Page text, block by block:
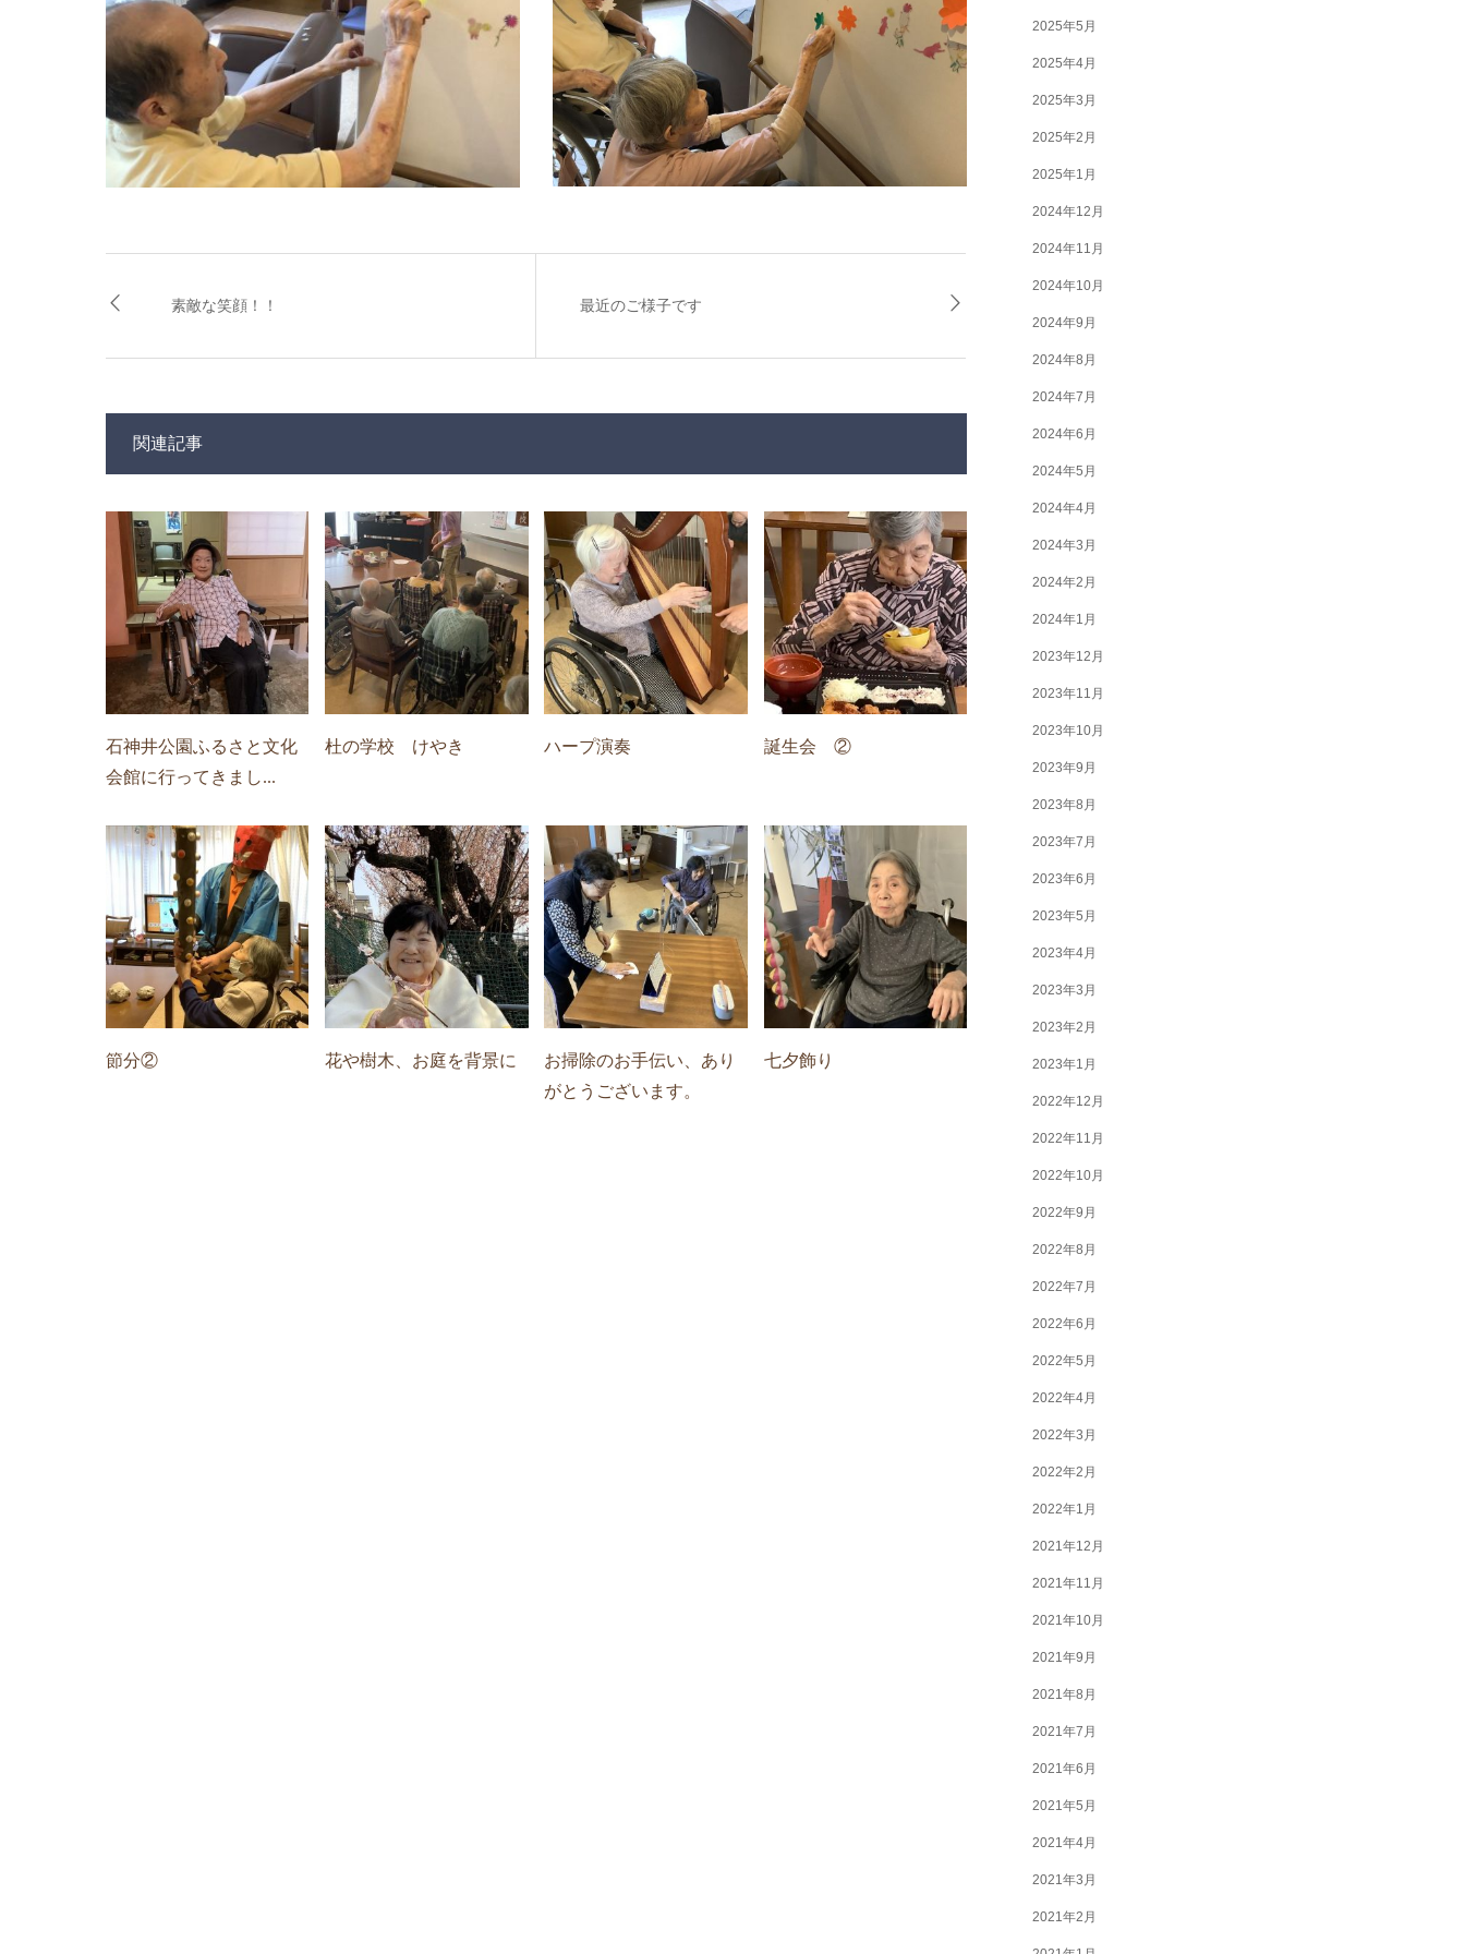
素敵な笑顔！！ 最近のご様子です
関連記事
石神井公園ふるさと文化
会館に行ってきまし...
杜の学校 けやき ハープ演奏 誕生会 ②
節分② 花や樹木、お庭を背景に
お掃除のお手伝い、あり
がとうございます。
七夕飾り
2025年5月
2025年4月
2025年3月
2025年2月
2025年1月
2024年12月
2024年11月
2024年10月
2024年9月
2024年8月
2024年7月
2024年6月
2024年5月
2024年4月
2024年3月
2024年2月
2024年1月
2023年12月
2023年11月
2023年10月
2023年9月
2023年8月
2023年7月
2023年6月
2023年5月
2023年4月
2023年3月
2023年2月
2023年1月
2022年12月
2022年11月
2022年10月
2022年9月
2022年8月
2022年7月
2022年6月
2022年5月
2022年4月
2022年3月
2022年2月
2022年1月
2021年12月
2021年11月
2021年10月
2021年9月
2021年8月
2021年7月
2021年6月
2021年5月
2021年4月
2021年3月
2021年2月